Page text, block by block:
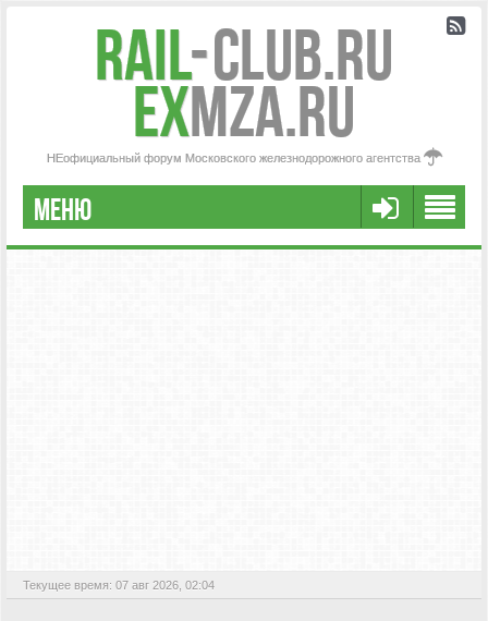
Rail-Club.RU
exMZA.RU
НЕофициальный форум Московского железнодорожного агентства
МЕНЮ
РЕГИСТРАЦИЯ
Текущее время: 07 авг 2026, 02:04